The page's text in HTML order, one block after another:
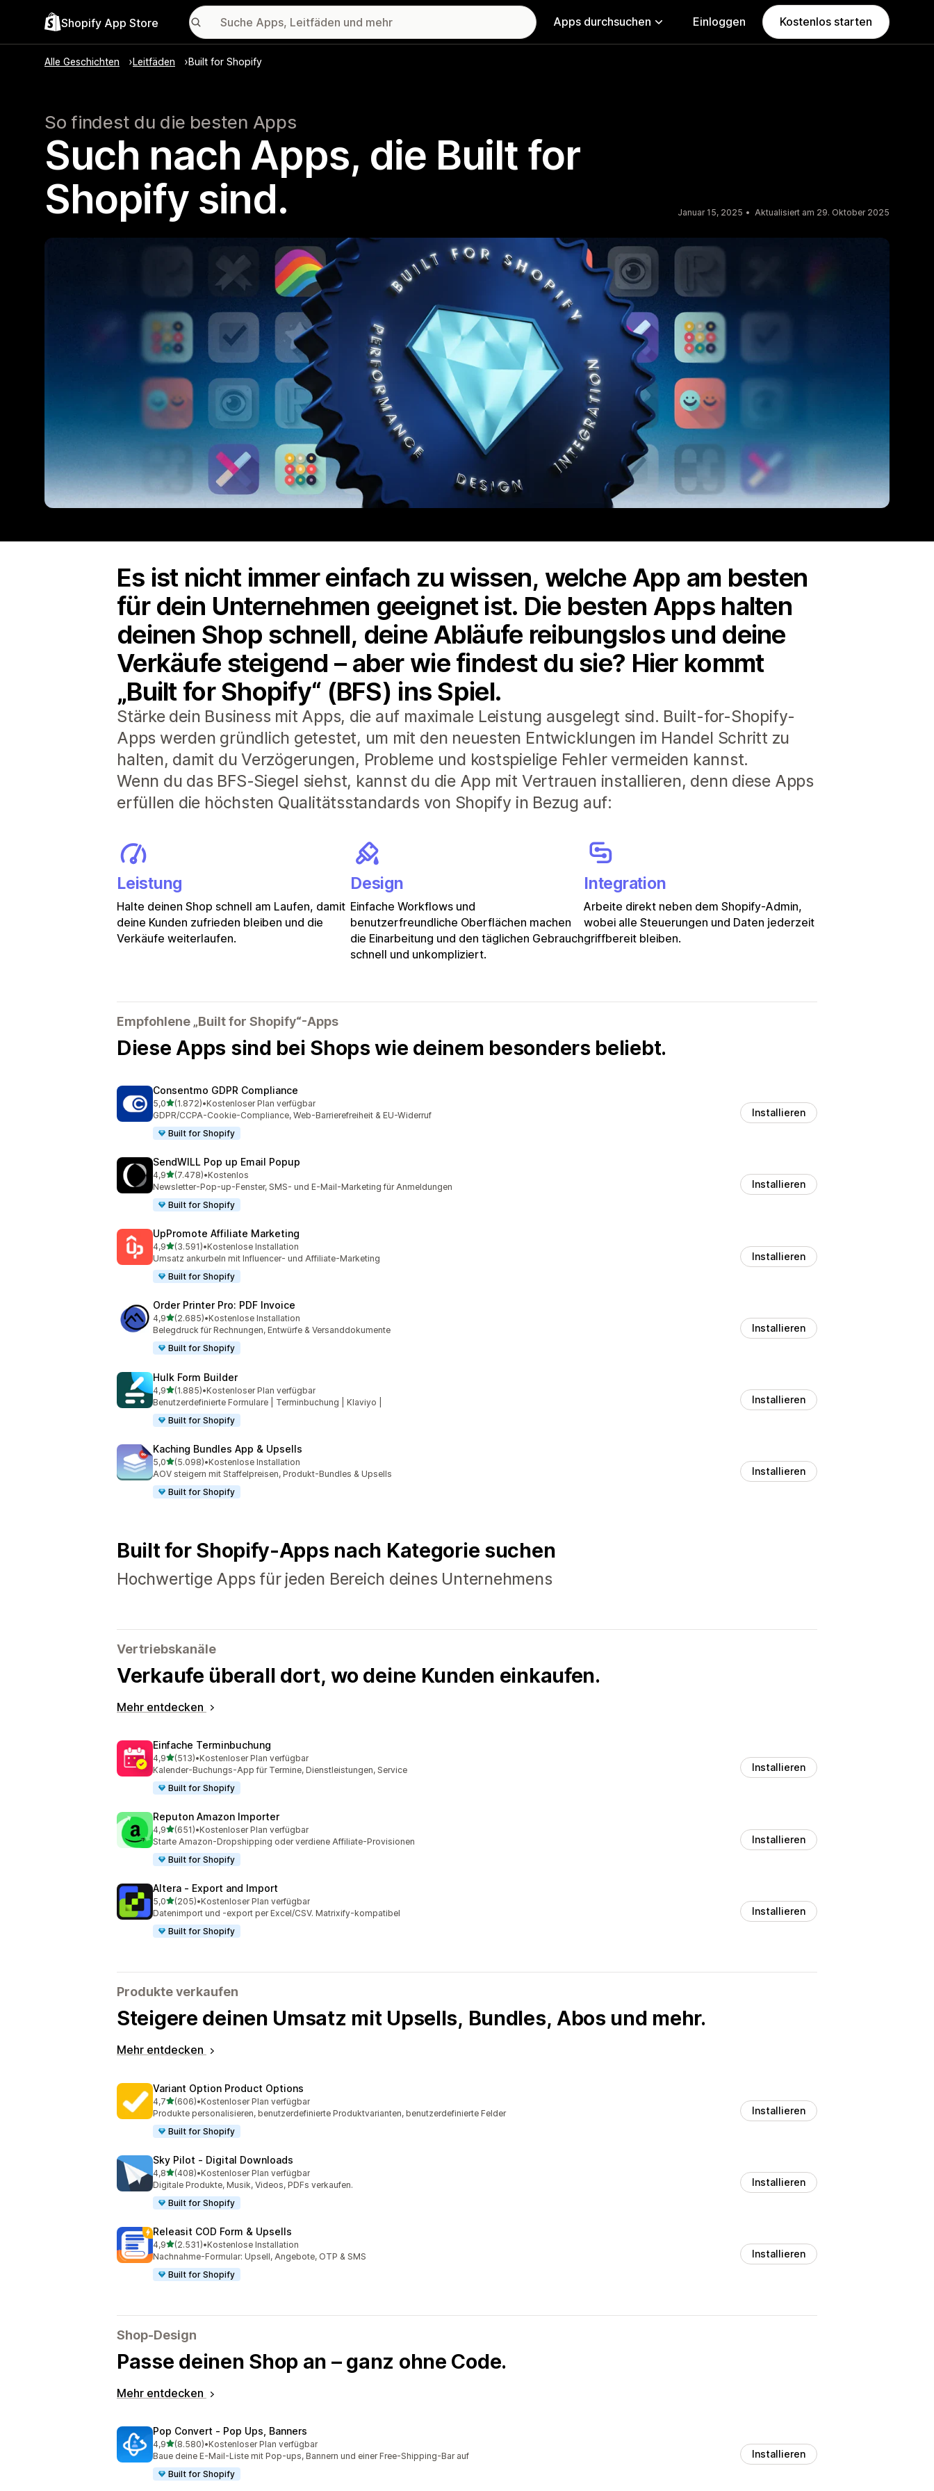
Shopify App Store Apps durchsuchen Einloggen Kostenlos starten
Alle Geschichten Leitfäden Built for Shopify
So findest du die besten Apps
Such nach Apps, die Built for
Shopify sind.
Januar 15, 2025 Aktualisiert am 29. Oktober 2025
Es ist nicht immer einfach zu wissen, welche App am besten
für dein Unternehmen geeignet ist. Die besten Apps halten
deinen Shop schnell, deine Abläufe reibungslos und deine
Verkäufe steigend – aber wie findest du sie? Hier kommt
„Built for Shopify“ (BFS) ins Spiel.
Stärke dein Business mit Apps, die auf maximale Leistung ausgelegt sind. Built-for-Shopify-
Apps werden gründlich getestet, um mit den neuesten Entwicklungen im Handel Schritt zu
halten, damit du Verzögerungen, Probleme und kostspielige Fehler vermeiden kannst.
Wenn du das BFS-Siegel siehst, kannst du die App mit Vertrauen installieren, denn diese Apps
erfüllen die höchsten Qualitätsstandards von Shopify in Bezug auf:
Leistung
Halte deinen Shop schnell am Laufen, damit
deine Kunden zufrieden bleiben und die
Verkäufe weiterlaufen.
Design
Einfache Workflows und
benutzerfreundliche Oberflächen machen
die Einarbeitung und den täglichen Gebrauch
schnell und unkompliziert.
Integration
Arbeite direkt neben dem Shopify-Admin,
wobei alle Steuerungen und Daten jederzeit
griffbereit bleiben.
Empfohlene „Built for Shopify“-Apps
Diese Apps sind bei Shops wie deinem besonders beliebt.
Consentmo GDPR Compliance
5,0von 5 Sternen
(1.872)
1872 Rezensionen insgesamt
•Kostenloser Plan verfügbar
GDPR/CCPA-Cookie-Compliance, Web-Barrierefreiheit & EU-Widerruf
Built for Shopify
Installieren
SendWILL Pop up Email Popup
4,9von 5 Sternen
(7.478)
7478 Rezensionen insgesamt
•Kostenlos
Newsletter-Pop-up-Fenster, SMS- und E-Mail-Marketing für Anmeldungen
Built for Shopify
Installieren
UpPromote Affiliate Marketing
4,9von 5 Sternen
(3.591)
3591 Rezensionen insgesamt
•Kostenlose Installation
Umsatz ankurbeln mit Influencer- und Affiliate-Marketing
Built for Shopify
Installieren
Order Printer Pro: PDF Invoice
4,9von 5 Sternen
(2.685)
2685 Rezensionen insgesamt
•Kostenlose Installation
Belegdruck für Rechnungen, Entwürfe & Versanddokumente
Built for Shopify
Installieren
Hulk Form Builder
4,9von 5 Sternen
(1.885)
1885 Rezensionen insgesamt
•Kostenloser Plan verfügbar
Benutzerdefinierte Formulare | Terminbuchung | Klaviyo |
Built for Shopify
Installieren
Kaching Bundles App & Upsells
5,0von 5 Sternen
(5.098)
5098 Rezensionen insgesamt
•Kostenlose Installation
AOV steigern mit Staffelpreisen, Produkt-Bundles & Upsells
Built for Shopify
Installieren
Built for Shopify-Apps nach Kategorie suchen
Hochwertige Apps für jeden Bereich deines Unternehmens
Vertriebskanäle
Verkaufe überall dort, wo deine Kunden einkaufen.
Mehr entdecken
Einfache Terminbuchung
4,9von 5 Sternen
(513)
513 Rezensionen insgesamt
•Kostenloser Plan verfügbar
Kalender-Buchungs-App für Termine, Dienstleistungen, Service
Built for Shopify
Installieren
Reputon Amazon Importer
4,9von 5 Sternen
(651)
651 Rezensionen insgesamt
•Kostenloser Plan verfügbar
Starte Amazon-Dropshipping oder verdiene Affiliate-Provisionen
Built for Shopify
Installieren
Altera ‑ Export and Import
5,0von 5 Sternen
(205)
205 Rezensionen insgesamt
•Kostenloser Plan verfügbar
Datenimport und -export per Excel/CSV. Matrixify-kompatibel
Built for Shopify
Installieren
Produkte verkaufen
Steigere deinen Umsatz mit Upsells, Bundles, Abos und mehr.
Mehr entdecken
Variant Option Product Options
4,7von 5 Sternen
(606)
606 Rezensionen insgesamt
•Kostenloser Plan verfügbar
Produkte personalisieren, benutzerdefinierte Produktvarianten, benutzerdefinierte Felder
Built for Shopify
Installieren
Sky Pilot ‑ Digital Downloads
4,8von 5 Sternen
(408)
408 Rezensionen insgesamt
•Kostenloser Plan verfügbar
Digitale Produkte, Musik, Videos, PDFs verkaufen.
Built for Shopify
Installieren
Releasit COD Form & Upsells
4,9von 5 Sternen
(2.531)
2531 Rezensionen insgesamt
•Kostenlose Installation
Nachnahme-Formular: Upsell, Angebote, OTP & SMS
Built for Shopify
Installieren
Shop-Design
Passe deinen Shop an – ganz ohne Code.
Mehr entdecken
Pop Convert ‑ Pop Ups, Banners
4,9von 5 Sternen
(8.580)
8580 Rezensionen insgesamt
•Kostenloser Plan verfügbar
Baue deine E-Mail-Liste mit Pop-ups, Bannern und einer Free-Shipping-Bar auf
Built for Shopify
Installieren